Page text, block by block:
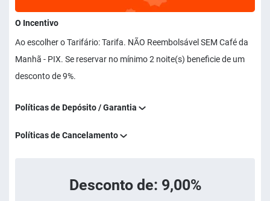
O Incentivo
Ao escolher o Tarifário: Tarifa. NÃO Reembolsável SEM Café da
Manhã - PIX. Se reservar no mínimo 2 noite(s) beneficie de um
desconto de 9%.
Políticas de Depósito / Garantia
Políticas de Cancelamento
Desconto de: 9,00%